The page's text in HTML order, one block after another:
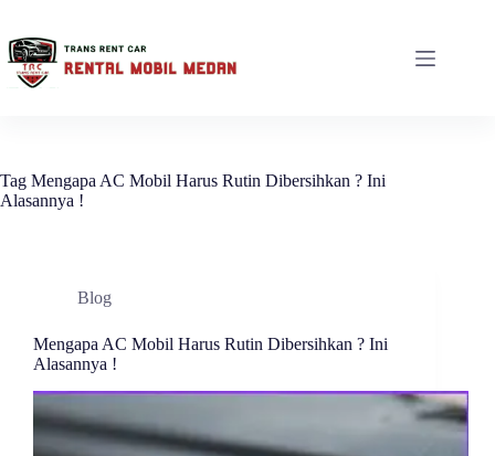
Tag Mengapa AC Mobil Harus Rutin Dibersihkan ? Ini
Alasannya !
Blog
Mengapa AC Mobil Harus Rutin Dibersihkan ? Ini
Alasannya !